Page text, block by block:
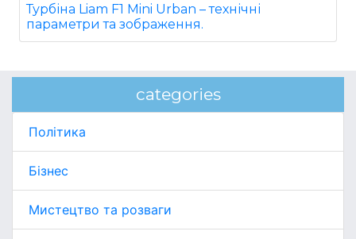
Турбіна Liam F1 Mini Urban – технічні
параметри та зображення.
categories
Політика
Бізнес
Мистецтво та розваги